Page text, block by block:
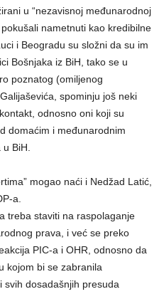
u “nezavisnoj međunarodnoj
nametnuti kao kredibilne
i Beogradu su složni da su im
Bošnjaka iz BiH, tako se u
poznatog (omiljenog
spominju još neki
odnosno oni koji su
domaćim i međunarodnim
BiH.
mogao naći i Nedžad Latić,
a.
treba staviti na raspolaganje
prava, i već se preko
PIC-a i OHR, odnosno da
kojom bi se zabranila
svih dosadašnjih presuda